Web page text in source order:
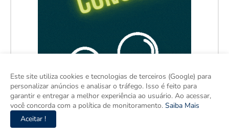
Este site utiliza cookies e tecnologias de terceiros (Google) para
personalizar anúncios e analisar o tráfego. Isso é feito para
garantir e entregar a melhor experiência ao usuário. Ao acessar,
você concorda com a política de monitoramento. Saiba Mais
Aceitar !